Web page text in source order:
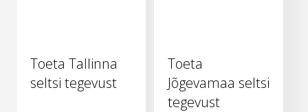
Toeta Tallinna
seltsi tegevust
Toeta
Jõgevamaa seltsi
tegevust